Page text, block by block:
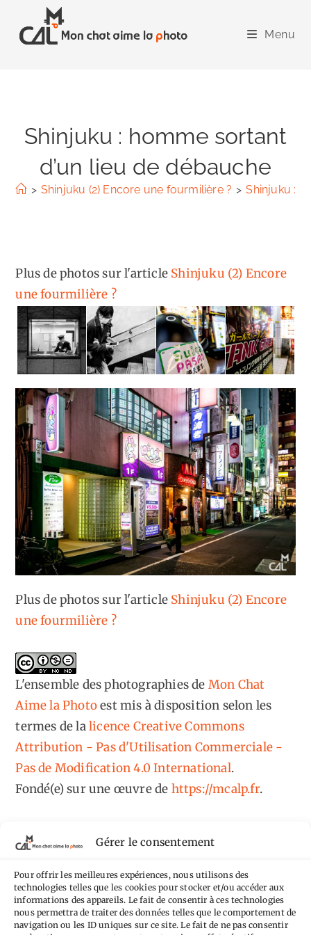
Gérer le consentement
Pour offrir les meilleures expériences, nous utilisons des
technologies telles que les cookies pour stocker et/ou accéder aux
informations des appareils. Le fait de consentir à ces technologies
nous permettra de traiter des données telles que le comportement de
navigation ou les ID uniques sur ce site. Le fait de ne pas consentir
content
Menu
Shinjuku : homme sortant
d’un lieu de débauche
> Shinjuku (2) Encore une fourmilière ? > Shinjuku :
Plus de photos sur l'article Shinjuku (2) Encore
une fourmilière ?
Plus de photos sur l'article Shinjuku (2) Encore
une fourmilière ?
L'ensemble des photographiesde Mon Chat
Aime la Photoest mis à disposition selon les
termes de lalicence Creative Commons
Attribution - Pas d'Utilisation Commerciale -
Pas de Modification 4.0 International.
Fondé(e) sur une œuvre de https://mcalp.fr.
Tags
AilleursAimez-vous bordelAllemagne Andorre